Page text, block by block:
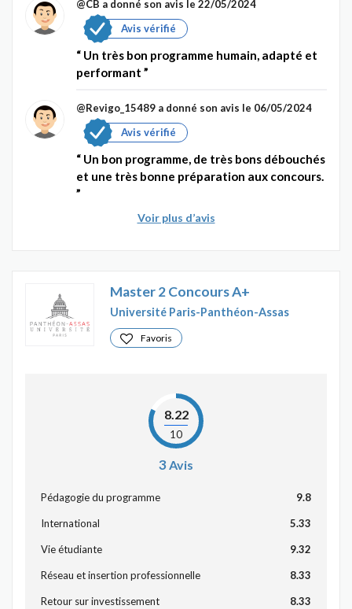
@CB a donné son avis le 22/05/2024
Avis vérifié
Un très bon programme humain, adapté et
performant
@Revigo_15489 a donné son avis le 06/05/2024
Avis vérifié
Un bon programme, de très bons débouchés
et une très bonne préparation aux concours.
Voir plus d’avis
Master 2 Concours A+
Université Paris-Panthéon-Assas
Favoris
8.22
10
3Avis
Pédagogie du programme 9.8
International 5.33
Vie étudiante 9.32
Réseau et insertion professionnelle 8.33
Retour sur investissement 8.33